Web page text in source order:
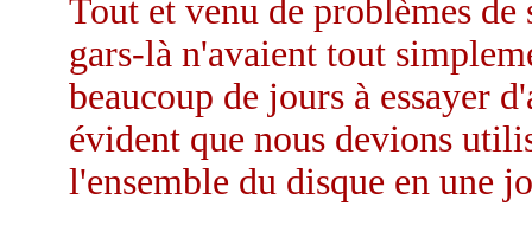
Tout et venu de problèmes
gars-là n'avaient tout
beaucoup de jours à essayer
évident que nous devions
l'ensemble du disque en une